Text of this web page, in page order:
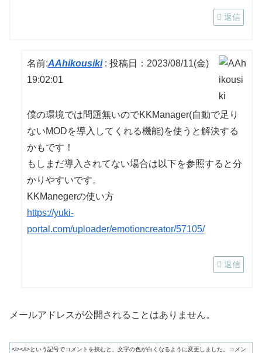
返信
名前:AAhikousiki: 投稿日：2023/08/11(金)
19:02:01
僕の環境では問題無いのでKKManager(自動で足り
ないMODを導入してくれる機能)を使うと解決する
かもです！
もしまだ導入されてない場合は以下を参照すると分
かりやすいです。
KKManegerの使い方
https://yuki-
portal.com/uploader/emotioncreator/57105/
返信
メールアドレスが公開されることはありません。
<i></i>という記号でコメントを挟むと、文字の色が白くなるように変更しました。コメン